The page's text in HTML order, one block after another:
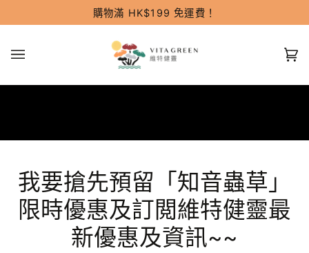
過
購物滿 HK$199 免運費！
我要搶先預留「知音蟲草」
限時優惠及訂閲維特健靈最
新優惠及資訊~~